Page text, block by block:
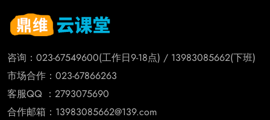
咨询：023-67549600(工作日9-18点) / 13983085662(下班)
市场合作：023-67866263
客服QQ ：2793075690
合作邮箱：13983085662@139.com